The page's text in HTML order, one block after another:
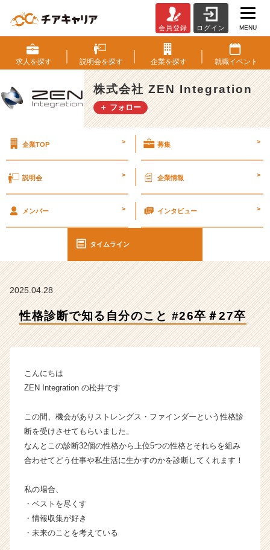
格
診
断
で
知
る
こ
2
2
7
会
社
E
n
e
a
t
会員登録 ログイン MENU
求人を探す 説明会を探す 企業を探す 就職イベント
株式会社 ZEN Integration
＋ フォロー
企業TOP > 募集 >
説明会 > 企業情報 >
メンバー > インタビュー >
タイムライン
2025.04.28
性格診断で知る自分のこと #26卒＃27卒
こんにちは
ZEN Integration の松井です
この間、機会がありストレングス・ファインダーという性格診
断を受けさせてもらいました。
なんとこの診断32個の性格から上位5つの性格とそれらを組み
合わせてどう仕事や私生活に生かすのかを診断してくれます！
私の場合、
・ベストを尽くす
・情報収集が好き
・未来のことを考えている